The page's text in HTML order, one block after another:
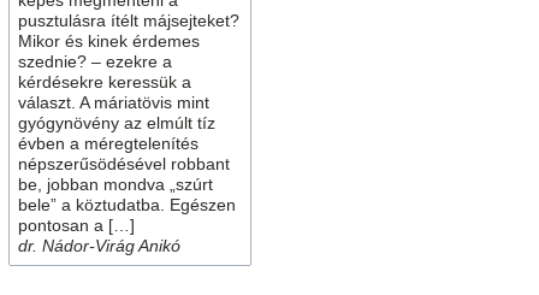
pusztulásra ítélt májsejteket?
Mikor és kinek érdemes
szednie? – ezekre a
kérdésekre keressük a
választ. A máriatövis mint
gyógynövény az elmúlt tíz
évben a méregtelenítés
népszerűsödésével robbant
be, jobban mondva „szúrt
bele” a köztudatba. Egészen
pontosan a […]
dr. Nádor-Virág Anikó